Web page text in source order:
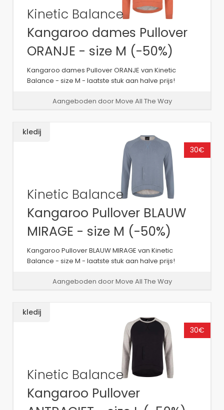
Kinetic Balance
Kangaroo dames Pullover
ORANJE - size M (-50%)
Kangaroo dames Pullover ORANJE van Kinetic
Balance - size M - laatste stuk aan halve prijs!
Aangeboden door Move All The Way
kledij
30€
Kinetic Balance
Kangaroo Pullover BLAUW
MIRAGE - size M (-50%)
Kangaroo Pullover BLAUW MIRAGE van Kinetic
Balance - size M - laatste stuk aan halve prijs!
Aangeboden door Move All The Way
kledij
30€
Kinetic Balance
Kangaroo Pullover